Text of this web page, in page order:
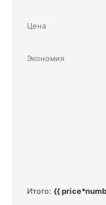
Цена
Экономия
Итого: {{